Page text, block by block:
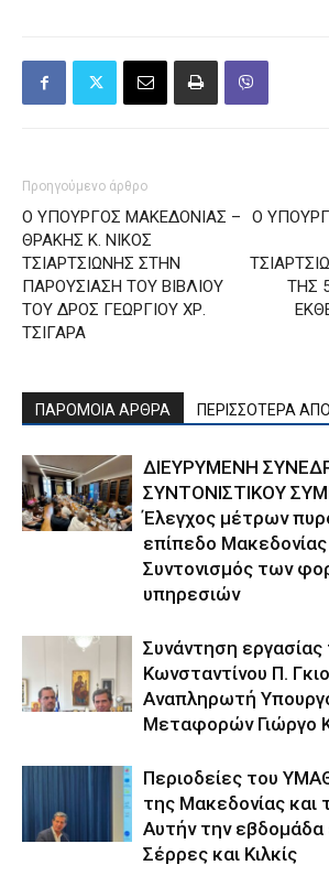
Προηγούμενο άρθρο
Ο ΥΠΟΥΡΓΟΣ ΜΑΚΕΔΟΝΙΑΣ –
ΘΡΑΚΗΣ Κ. ΝΙΚΟΣ
ΤΣΙΑΡΤΣΙΩΝΗΣ ΣΤΗΝ
ΠΑΡΟΥΣΙΑΣΗ ΤΟΥ ΒΙΒΛΙΟΥ
ΤΟΥ ΔΡΟΣ ΓΕΩΡΓΙΟΥ ΧΡ.
ΤΣΙΓΑΡΑ
Ο
ΤΗΣ
ΠΑΡΟΜΟΙΑ ΑΡΘΡΑ ΠΕΡΙΣΣΟΤΕΡΑ
ΔΙΕΥΡΥΜΕΝΗ
ΣΥΝΤΟΝΙΣΤΙΚΟΥ
Έλεγχος μέτρων
επίπεδο
Συντονισμός των
υπηρεσιών
Συνάντηση
Κωνσταντίνου Π.
Αναπληρωτή
Μεταφορών Γιώργο
Περιοδείες του
της Μακεδονίας και
Αυτήν την
Σέρρες και Κιλκίς